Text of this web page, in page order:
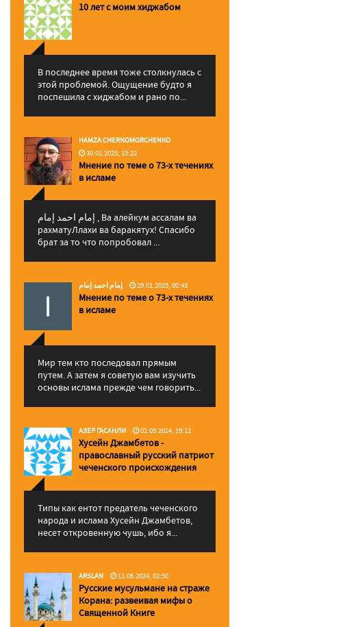
10 лет с моим хиджабом
В последнее время тоже столкнулась с
этой проблемой. Ощущение будто я
поспешила с хиджабом и рано по...
HAMZA CHERNOMORCHENKO
30.01.2025, 15:22
Мнение по теме о 73-х течениях
в исламе
إمام احمد إمام , Ва алейкум ассалам ва
рахматуЛлахи ва баракятух! Спасибо
брат за то что попробовал ...
إمام احمد إمام 29.01.2025, 00:43
Мнение по теме о 73-х течениях
в исламе
Мир тем кто последовал прямым
путем. А затем я советую вам изучить
основы ислама прежде чем говорить...
АЗЕР ГАСАНЛИ 02.09.2024, 19:12
Хусейн Джамбетов -
православный русский патриот
чеченского происхождения
Типы как ентот предатель чеченского
народа и ислама Хусейн Джамбетов,
несет откровенную чушь, ибо я...
ARSLAN 11.06.2024, 02:50
Русские мусульмане на страже
Корана: pазвеивая мифы о
Священной Книге